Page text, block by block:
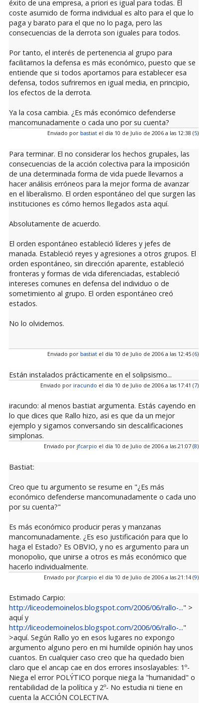
éxito de una empresa, a priori es igual para todas. El
coste asumido de forma individual es alto para el que lo
paga y barato para el que no lo paga, pero las
consecuencias de la derrota son iguales para todos.
Por tanto, el interés de pertenencia al grupo para
facilitarnos la defensa es más económico, puesto que se
entiende que si todos aportamos para establecer esa
defensa, todos sufriremos en igual media, en principio,
los efectos de la derrota.
Ya la cosa cambia. ¿Es más económico defenderse
mancomunadamente o cada uno por su cuenta?
Enviado por bastiatel día 10 de Julio de 2006 a las 12:38 (5)
Para terminar. El no considerar los hechos grupales, las
consecuencias de la acción colectiva para la imposición
de una determinada forma de vida puede llevarnos a
hacer análisis erróneos para la mejor forma de avanzar
en el liberalismo. El orden espontáneo del que surgen las
instituciones es cómo hemos llegados asta aquí.
Absolutamente de acuerdo.
El orden espontáneo estableció líderes y jefes de
manada. Estableció reyes y agresiones a otros grupos. El
orden espontáneo, sin dirección aparente, estableció
fronteras y formas de vida diferenciadas, estableció
intereses comunes en defensa del individuo o de
sometimiento al grupo. El orden espontáneo creó
estados.
No lo olvidemos.
Enviado por bastiatel día 10 de Julio de 2006 a las 12:45 (6)
Están instalados prácticamente en el solipsismo...
Enviado por iracundo el día 10 de Julio de 2006 a las 17:41 (7)
iracundo: al menos bastiat argumenta. Estás cayendo en
lo que dices que Rallo hizo, asi es que da un mejor
ejemplo y sigamos conversando sin descalificaciones
simplonas.
Enviado por jfcarpio el día 10 de Julio de 2006 a las 21:07 (8)
Bastiat:
Creo que tu argumento se resume en "¿Es más
económico defenderse mancomunadamente o cada uno
por su cuenta?"
Es más económico producir peras y manzanas
mancomunadamente. ¿Es eso justificación para que lo
haga el Estado? Es OBVIO, y no es argumento para un
monopolio, que unirse a otros es más económico que
hacerlo individualmente.
Enviado por jfcarpio el día 10 de Julio de 2006 a las 21:14 (9)
Estimado Carpio:
http://liceodemoinelos.blogspot.com/2006/06/rallo-..." >
aquí y
http://liceodemoinelos.blogspot.com/2006/06/rallo-..."
>aquí. Según Rallo yo en esos lugares no expongo
argumento alguno pero en mi humilde opinión hay unos
cuantos. En cualquier caso creo que ha quedado bien
claro que el ancap cae en dos errores insoslayables: 1º-
Niega el error POLÝTICO porque niega la "humanidad" o
rentabilidad de la política y 2º- No estudia ni tiene en
cuenta la ACCIÓN COLECTIVA.